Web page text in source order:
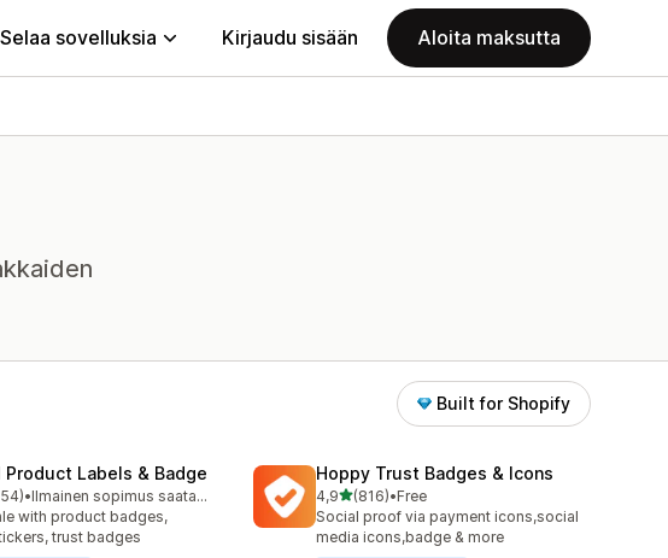
Selaa sovelluksia Kirjaudu sisään Aloita maksutta
Built for Shopify
Product Labels & Badge
yhteensä
•
Ilmainen sopimus saatavilla
with product badges,
trust badges
Hoppy Trust Badges & Icons
4,9/ 5 tähteä
(816)
816 arvostelua yhteensä
•Free
Social proof via payment icons,social
media icons,badge & more